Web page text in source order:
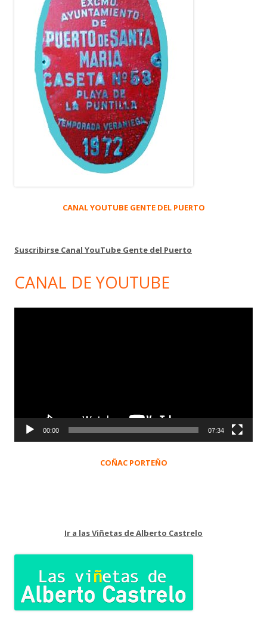
CANAL YOUTUBE GENTE DEL PUERTO
Suscribirse Canal YouTube Gente del Puerto
CANAL DE YOUTUBE
00:00 07:34
COÑAC PORTEÑO
Ir a las Viñetas de Alberto Castrelo